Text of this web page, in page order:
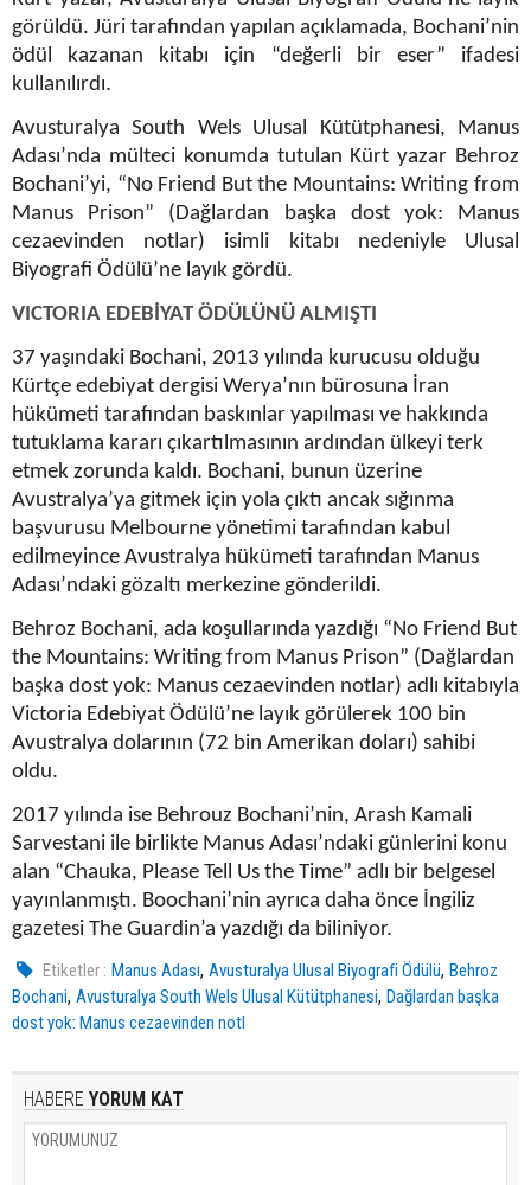
görüldü. Jüri tarafından yapılan açıklamada, Bochani’nin
ödül kazanan kitabı için “değerli bir eser” ifadesi
kullanılırdı.
Avusturalya South Wels Ulusal Kütütphanesi, Manus
Adası’nda mülteci konumda tutulan Kürt yazar Behroz
Bochani’yi, “No Friend But the Mountains: Writing from
Manus Prison” (Dağlardan başka dost yok: Manus
cezaevinden notlar) isimli kitabı nedeniyle Ulusal
Biyografi Ödülü’ne layık gördü.
VICTORIA EDEBİYAT ÖDÜLÜNÜ ALMIŞTI
37 yaşındaki Bochani, 2013 yılında kurucusu olduğu
Kürtçe edebiyat dergisi Werya’nın bürosuna İran
hükümeti tarafından baskınlar yapılması ve hakkında
tutuklama kararı çıkartılmasının ardından ülkeyi terk
etmek zorunda kaldı. Bochani, bunun üzerine
Avustralya’ya gitmek için yola çıktı ancak sığınma
başvurusu Melbourne yönetimi tarafından kabul
edilmeyince Avustralya hükümeti tarafından Manus
Adası’ndaki gözaltı merkezine gönderildi.
Behroz Bochani, ada koşullarında yazdığı “No Friend But
the Mountains: Writing from Manus Prison” (Dağlardan
başka dost yok: Manus cezaevinden notlar) adlı kitabıyla
Victoria Edebiyat Ödülü’ne layık görülerek 100 bin
Avustralya dolarının (72 bin Amerikan doları) sahibi
oldu.
2017 yılında ise Behrouz Bochani’nin, Arash Kamali
Sarvestani ile birlikte Manus Adası’ndaki günlerini konu
alan “Chauka, Please Tell Us the Time” adlı bir belgesel
yayınlanmıştı. Boochani’nin ayrıca daha önce İngiliz
gazetesi The Guardin’a yazdığı da biliniyor.
Etiketler : Manus Adası,Avusturalya Ulusal Biyografi Ödülü,Behroz
Bochani, Avusturalya South Wels Ulusal Kütütphanesi, Dağlardan başka
dost yok: Manus cezaevinden notl
HABERE YORUM KAT